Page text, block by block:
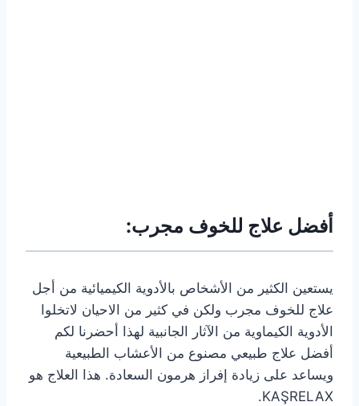
أفضل علاج للخوف مجرب:
يستعين الكثير من الأشخاص بالأدوية الكيميائية من أجل
علاج للخوف مجرب ولكن في كثير من الاحيان لاتخلوا
الأدوية الكيماوية من الآثار الجانبية لهذا أحضرنا لكم
أفضل علاج طبيعي مصنوع من الأعشاب الطبيعية
ويساعد على زيادة إفراز هرمون السعادة. هذا العلاج هو
KAŞRELAX.